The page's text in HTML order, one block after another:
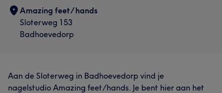
Amazing feet/hands
Sloterweg 153
Badhoevedorp
Aan de Sloterweg in Badhoevedorp vind je
nagelstudio Amazing feet/hands. Je bent hier aan het